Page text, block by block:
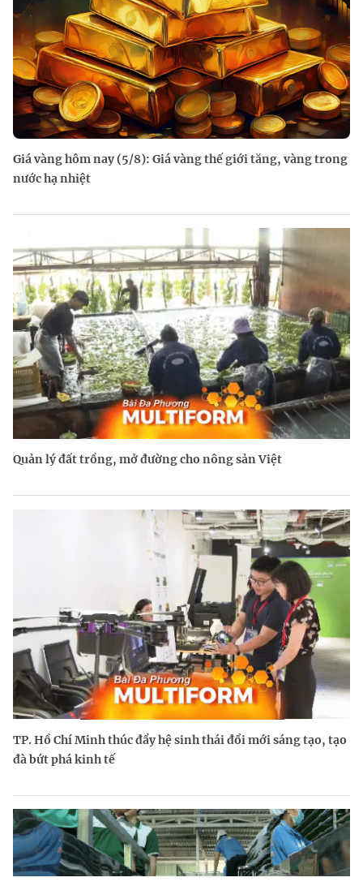
Giá vàng hôm nay (5/8): Giá vàng thế giới tăng, vàng trong
nước hạ nhiệt
Quản lý đất trồng, mở đường cho nông sản Việt
TP. Hồ Chí Minh thúc đẩy hệ sinh thái đổi mới sáng tạo, tạo
đà bứt phá kinh tế